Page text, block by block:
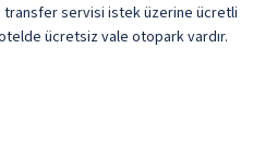
transfer servisi istek üzerine ücretli
ücretsiz vale otopark vardır.